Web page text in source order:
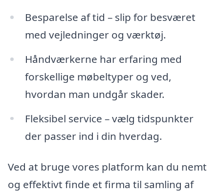
Besparelse af tid – slip for besværet
med vejledninger og værktøj.
Håndværkerne har erfaring med
forskellige møbeltyper og ved,
hvordan man undgår skader.
Fleksibel service – vælg tidspunkter
der passer ind i din hverdag.
Ved at bruge vores platform kan du nemt
og effektivt finde et firma til samling af